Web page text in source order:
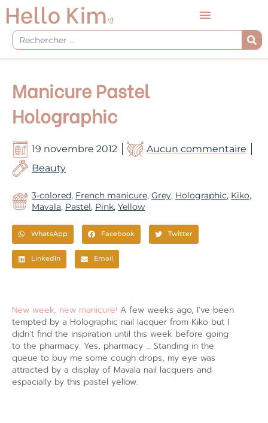
Aller
au
contenu
Rechercher
Manicure Pastel
Holographic
19 novembre 2012
Aucun commentaire
Beauty
3-colored, French manicure, Grey, Holographic, Kiko,
Mavala, Pastel, Pink, Yellow
WhatsApp Facebook Twitter
LinkedIn Email
New week, new manicure! A few weeks ago, I’ve been
tempted by a Holographic nail lacquer from Kiko but I
didn’t find the inspiration until this week before going
to the pharmacy. Yes, pharmacy … Standing in the
queue to buy me some cough drops, my eye was
attracted by a display of Mavala nail lacquers and
espacially by this pastel yellow.